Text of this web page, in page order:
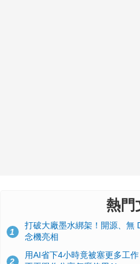
熱門
1
打破大廠墨水綁架！開源、無
念機亮相
2
用AI省下4小時竟被塞更多工